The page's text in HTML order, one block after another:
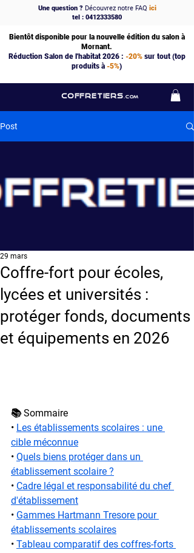
COFFRETIERS .COM
Une question ?Découvrez notre FAQ ici
tel : 0412333580
Bientôt disponible pour la nouvelle édition du salon à
Mornant.
Réduction Salon de l'habitat 2026 : -20%sur tout (top
produits à -5%)
Post
Coffre-fort pour écoles,
lycées et universités :
protéger fonds, documents
et équipements en 2026
29 mars
📚 Sommaire
• Les établissements scolaires : une
cible méconnue
• Quels biens protéger dans un
établissement scolaire ?
• Cadre légal et responsabilité du chef
d'établissement
• Gammes Hartmann Tresore pour
établissements scolaires
• Tableau comparatif des coffres-forts